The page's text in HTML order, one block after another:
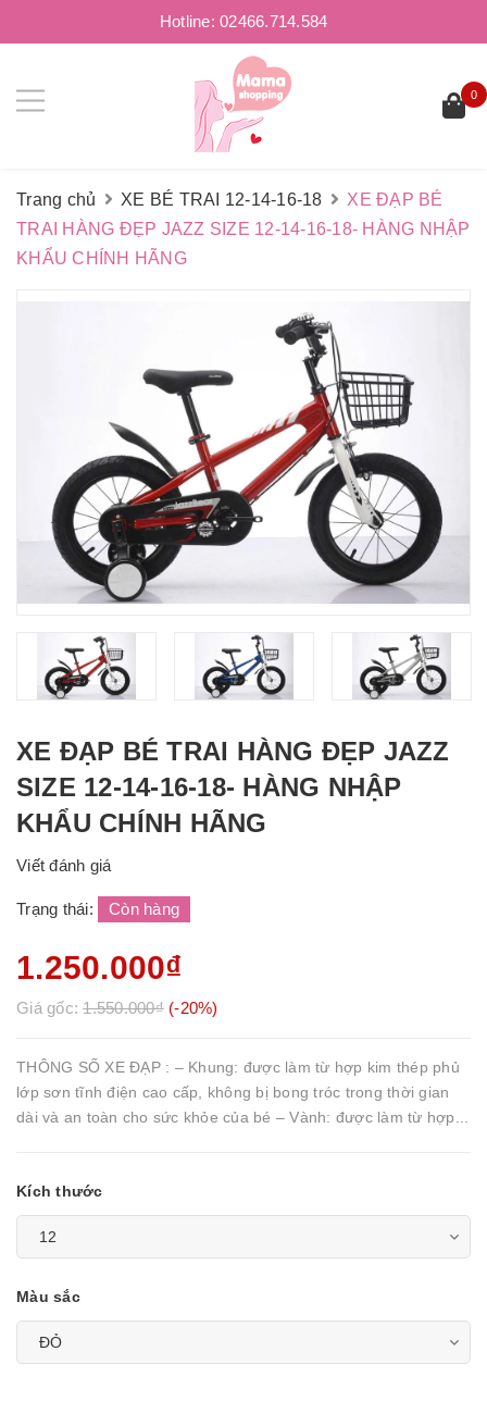
Hotline: 02466.714.584
0
Trang chủ XE BÉ TRAI 12-14-16-18
XE ĐẠP BÉ
TRAI HÀNG ĐẸP JAZZ SIZE 12-14-16-18- HÀNG NHẬP
KHẨU CHÍNH HÃNG
XE ĐẠP BÉ TRAI HÀNG ĐẸP JAZZ
SIZE 12-14-16-18- HÀNG NHẬP
KHẨU CHÍNH HÃNG
Viết đánh giá
Trạng thái: Còn hàng
1.250.000₫
Giá gốc:1.550.000₫ (-20%)
THÔNG SỐ XE ĐẠP : – Khung: được làm từ hợp kim thép phủ
lớp sơn tĩnh điện cao cấp, không bị bong tróc trong thời gian
dài và an toàn cho sức khỏe của bé – Vành: được làm từ hợp...
Kích thước
Màu sắc